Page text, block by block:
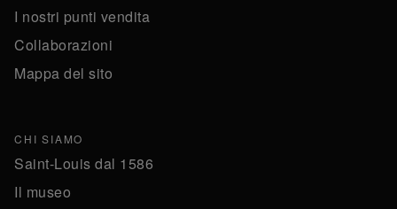
I nostri punti vendita
Collaborazioni
Mappa del sito
CHI SIAMO
Saint-Louis dal 1586
Il museo